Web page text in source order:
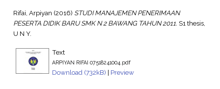
Rifai, Arpiyan (2016) STUDI MANAJEMEN PENERIMAAN
PESERTA DIDIK BARU SMK N 2 BAWANG TAHUN 2011. S1 thesis,
U N Y.
Text
ARPIYAN RIFAI 07518241004.pdf
Download (732kB) | Preview